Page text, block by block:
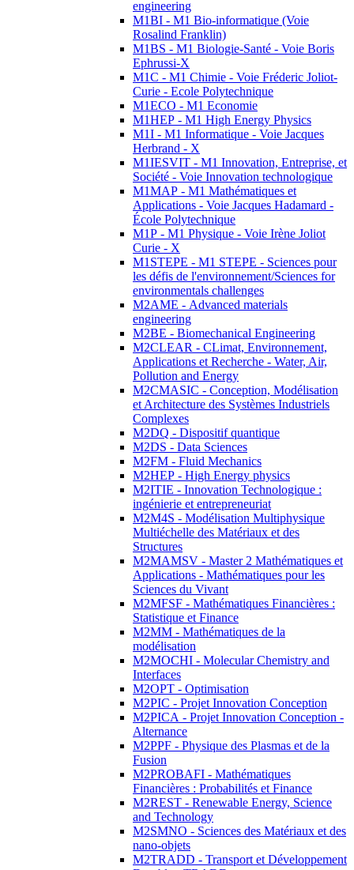
engineering
M1BI - M1 Bio-informatique (Voie
Rosalind Franklin)
M1BS - M1 Biologie-Santé - Voie Boris
Ephrussi-X
M1C - M1 Chimie - Voie Fréderic Joliot-
Curie - Ecole Polytechnique
M1ECO - M1 Economie
M1HEP - M1 High Energy Physics
M1I - M1 Informatique - Voie Jacques
Herbrand - X
M1IESVIT - M1 Innovation, Entreprise, et
Société - Voie Innovation technologique
M1MAP - M1 Mathématiques et
Applications - Voie Jacques Hadamard -
École Polytechnique
M1P - M1 Physique - Voie Irène Joliot
Curie - X
M1STEPE - M1 STEPE - Sciences pour
les défis de l'environnement/Sciences for
environmentals challenges
M2AME - Advanced materials
engineering
M2BE - Biomechanical Engineering
M2CLEAR - CLimat, Environnement,
Applications et Recherche - Water, Air,
Pollution and Energy
M2CMASIC - Conception, Modélisation
et Architecture des Systèmes Industriels
Complexes
M2DQ - Dispositif quantique
M2DS - Data Sciences
M2FM - Fluid Mechanics
M2HEP - High Energy physics
M2ITIE - Innovation Technologique :
ingénierie et entrepreneuriat
M2M4S - Modélisation Multiphysique
Multiéchelle des Matériaux et des
Structures
M2MAMSV - Master 2 Mathématiques et
Applications - Mathématiques pour les
Sciences du Vivant
M2MFSF - Mathématiques Financières :
Statistique et Finance
M2MM - Mathématiques de la
modélisation
M2MOCHI - Molecular Chemistry and
Interfaces
M2OPT - Optimisation
M2PIC - Projet Innovation Conception
M2PICA - Projet Innovation Conception -
Alternance
M2PPF - Physique des Plasmas et de la
Fusion
M2PROBAFI - Mathématiques
Financières : Probabilités et Finance
M2REST - Renewable Energy, Science
and Technology
M2SMNO - Sciences des Matériaux et des
nano-objets
M2TRADD - Transport et Développement